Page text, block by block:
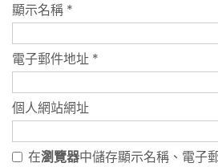
顯示名稱 *
電子郵件地址 *
個人網站網址
在瀏覽器中儲存顯示名稱、電子